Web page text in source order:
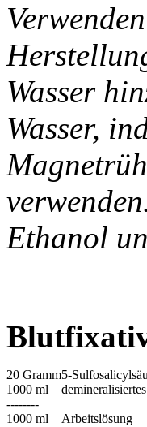
Wasser
Wasser,
Ethanol
20 Gramm5-
1000 ml
--------
1000 ml
Arbeitslösung